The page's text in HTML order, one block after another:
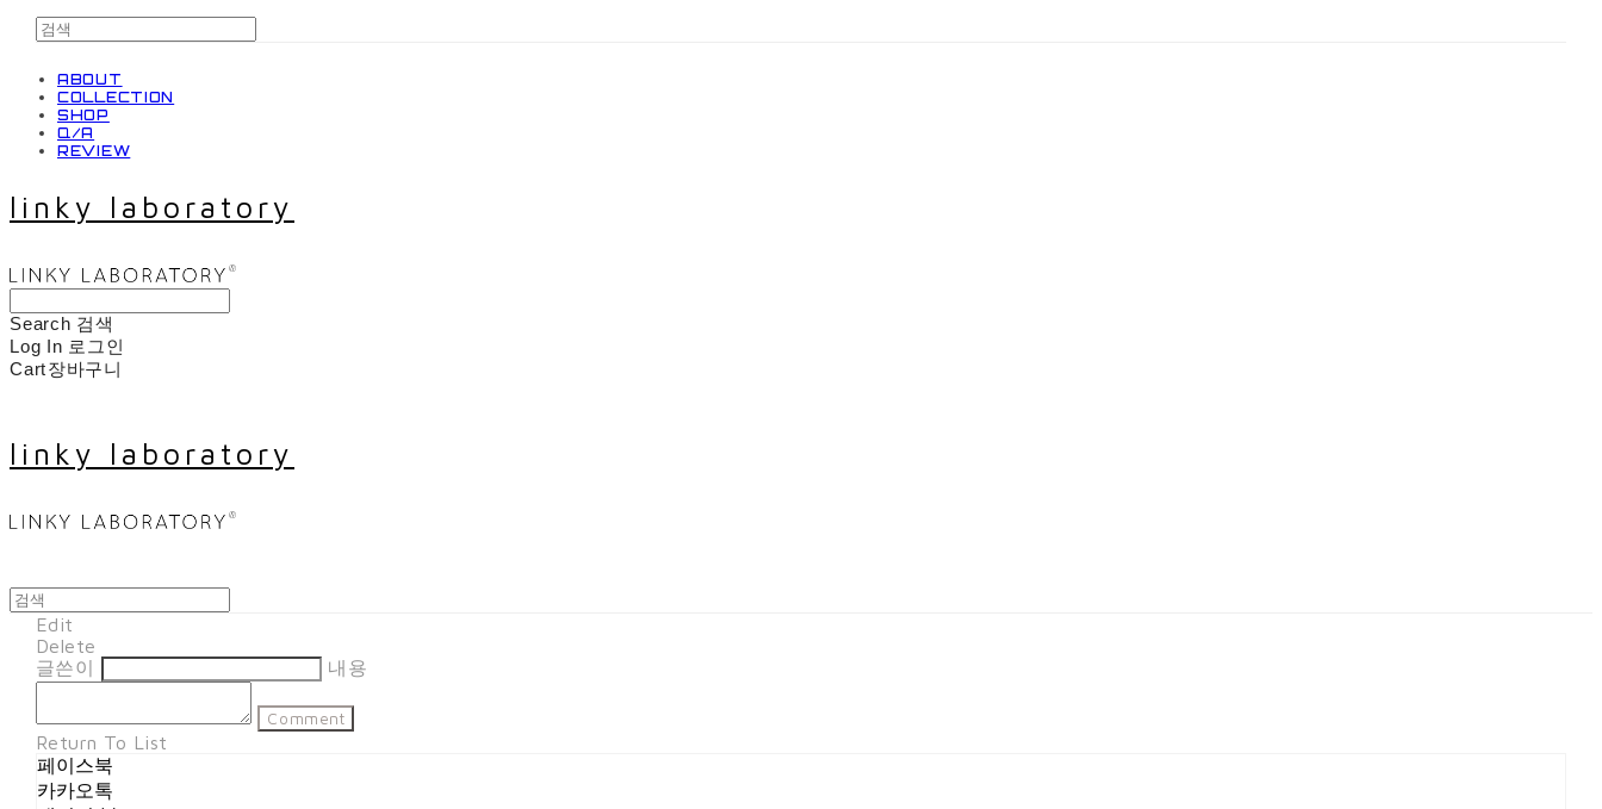
ABOUT
COLLECTION
SHOP
Q/A
REVIEW
linky laboratory
Search 검색
Log In 로그인
Cart장바구니
linky laboratory
Edit
Delete
글쓴이
내용
Comment
Return To List
페이스북
카카오톡